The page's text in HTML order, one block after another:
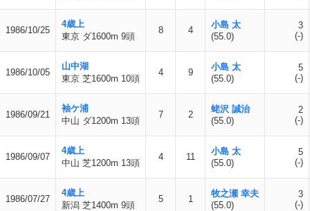
1986/10/25
4歳上
東京 ダ1600m 9頭
8 4
小島 太
(55.0)
3
(-)
1986/10/05
山中湖
東京 芝1600m 10頭
4 9
小島 太
(55.0)
5
(-)
1986/09/21
袖ケ浦
中山 ダ1200m 13頭
7 2
蛯沢 誠治
(55.0)
2
(-)
1986/09/07
4歳上
中山 芝1200m 13頭
4 11
小島 太
(55.0)
5
(-)
1986/07/27
4歳上
新潟 芝1400m 9頭
5 1
牧之瀬 幸夫
(55.0)
3
(-)